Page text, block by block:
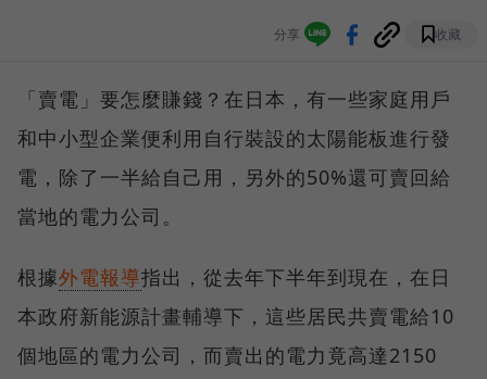
分享 收藏
「賣電」要怎麼賺錢？在日本，有一些家庭用戶
和中小型企業便利用自行裝設的太陽能板進行發
電，除了一半給自己用，另外的50%還可賣回給
當地的電力公司。
根據外電報導指出，從去年下半年到現在，在日
本政府新能源計畫輔導下，這些居民共賣電給10
個地區的電力公司，而賣出的電力竟高達2150